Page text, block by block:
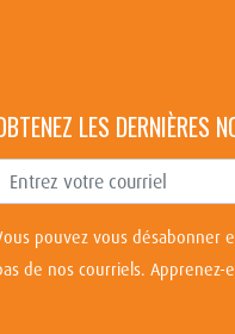
LES DERNIÈRES
pouvez vous désabonner
de nos courriels. Apprenez-